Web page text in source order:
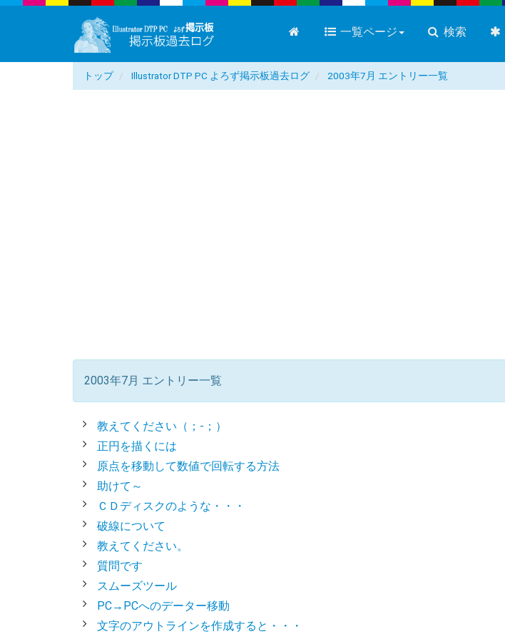
一覧ページ 検索
トップ Illustrator DTP PC よろず掲示板過去ログ 2003年7月 エントリー一覧
2003年7月 エントリー一覧
教えてください（；-；）
正円を描くには
原点を移動して数値で回転する方法
助けて～
ＣＤディスクのような・・・
破線について
教えてください。
質問です
スムーズツール
PC→PCへのデーター移動
文字のアウトラインを作成すると・・・